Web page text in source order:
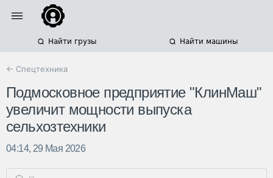
Найти грузы Найти машины
← Спецтехника
Подмосковное предприятие "КлинМаш"
увеличит мощности выпуска
сельхозтехники
04:14, 29 Мая 2026